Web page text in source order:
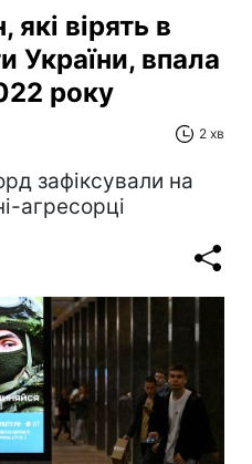
які вірять в
України, впала
року
2 хв
зафіксували на
агресорці